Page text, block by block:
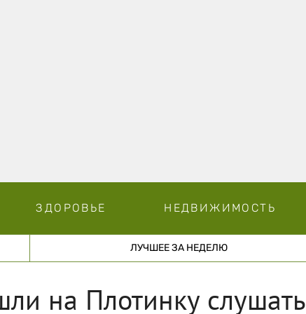
ЗДОРОВЬЕ НЕДВИЖИМОСТЬ
ЛУЧШЕЕ ЗА НЕДЕЛЮ
на Плотинку слушать